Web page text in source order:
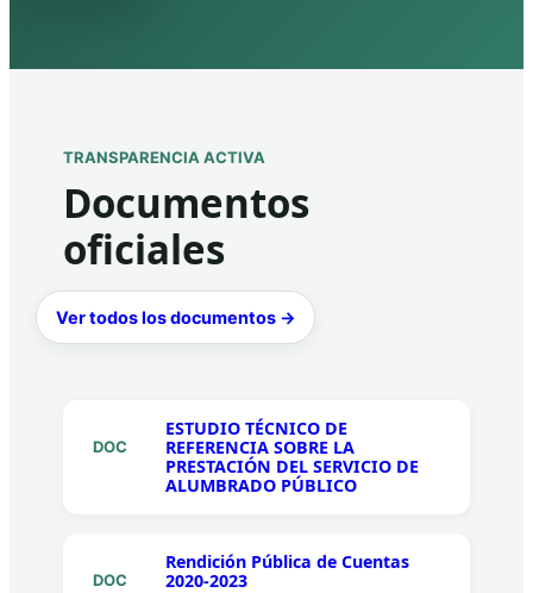
TRANSPARENCIA ACTIVA
Documentos
oficiales
Ver todos los documentos →
DOC
ESTUDIO TÉCNICO DE
REFERENCIA SOBRE LA
PRESTACIÓN DEL SERVICIO DE
ALUMBRADO PÚBLICO
DOC
Rendición Pública de Cuentas
2020-2023